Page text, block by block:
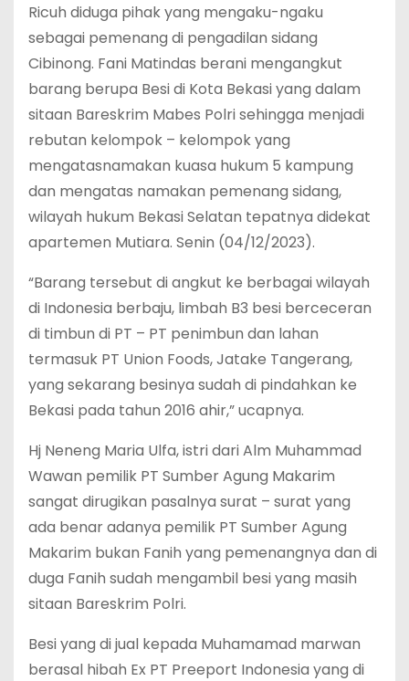
Ricuh diduga pihak yang mengaku-ngaku
sebagai pemenang di pengadilan sidang
Cibinong. Fani Matindas berani mengangkut
barang berupa Besi di Kota Bekasi yang dalam
sitaan Bareskrim Mabes Polri sehingga menjadi
rebutan kelompok – kelompok yang
mengatasnamakan kuasa hukum 5 kampung
dan mengatas namakan pemenang sidang,
wilayah hukum Bekasi Selatan tepatnya didekat
apartemen Mutiara. Senin (04/12/2023).
“Barang tersebut di angkut ke berbagai wilayah
di Indonesia berbaju, limbah B3 besi berceceran
di timbun di PT – PT penimbun dan lahan
termasuk PT Union Foods, Jatake Tangerang,
yang sekarang besinya sudah di pindahkan ke
Bekasi pada tahun 2016 ahir,” ucapnya.
Hj Neneng Maria Ulfa, istri dari Alm Muhammad
Wawan pemilik PT Sumber Agung Makarim
sangat dirugikan pasalnya surat – surat yang
ada benar adanya pemilik PT Sumber Agung
Makarim bukan Fanih yang pemenangnya dan di
duga Fanih sudah mengambil besi yang masih
sitaan Bareskrim Polri.
Besi yang di jual kepada Muhamamad marwan
berasal hibah Ex PT Preeport Indonesia yang di